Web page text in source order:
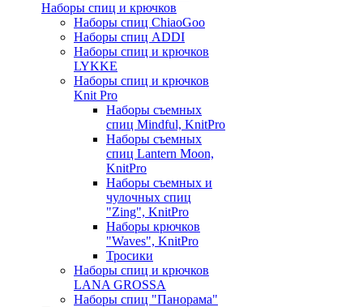
Наборы спиц и крючков
Наборы спиц ChiaoGoo
Наборы спиц ADDI
Наборы спиц и крючков
LYKKE
Наборы спиц и крючков
Knit Pro
Наборы съемных
спиц Mindful, KnitPro
Наборы съемных
спиц Lantern Moon,
KnitPro
Наборы съемных и
чулочных спиц
"Zing", KnitPro
Наборы крючков
"Waves", KnitPro
Тросики
Наборы спиц и крючков
LANA GROSSA
Наборы спиц "Панорама"